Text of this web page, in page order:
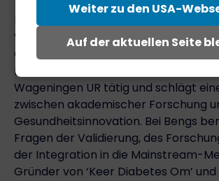
ing. Peter Voshol -
Wissenschaftler und führende
Gebiet des Stoffwechsels und der
Er war früher an der Universität
Wageningen UR tätig und schlägt
zwischen akademischer Forschung
Gesundheitsinnovation. Bei Bengs
Fragen der Validierung, des
der Integration in die Mainstream-
Gründer von ‘Keer Diabetes Om’ und
Weiter zu den USA-
Auf der aktuellen Seite